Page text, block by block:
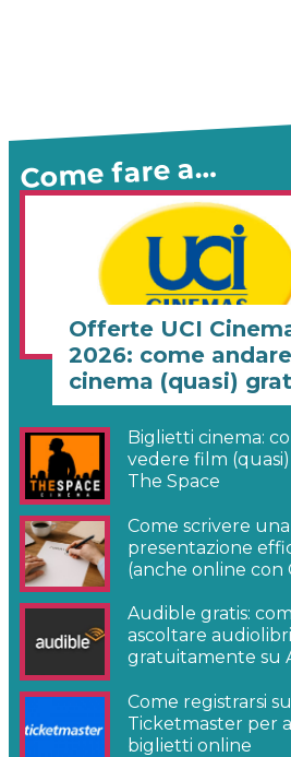
Come fare a…
Offerte UCI
2026: come andare
cinema (quasi)
Biglietti cinema:
vedere film
The Space
Come scrivere
presentazione
(anche online con
Audible gratis:
ascoltare audiolibri
gratuitamente su
Come registrarsi su
Ticketmaster per
biglietti online